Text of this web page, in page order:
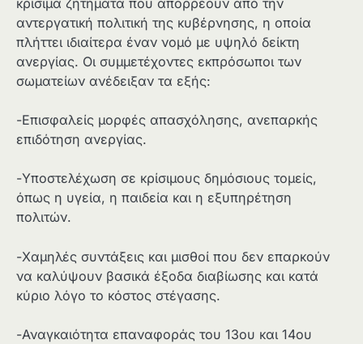
κρίσιμα ζητήματα που απορρέουν από την
αντεργατική πολιτική της κυβέρνησης, η οποία
πλήττει ιδιαίτερα έναν νομό με υψηλό δείκτη
ανεργίας. Οι συμμετέχοντες εκπρόσωποι των
σωματείων ανέδειξαν τα εξής:
-Επισφαλείς μορφές απασχόλησης, ανεπαρκής
επιδότηση ανεργίας.
-Υποστελέχωση σε κρίσιμους δημόσιους τομείς,
όπως η υγεία, η παιδεία και η εξυπηρέτηση
πολιτών.
-Χαμηλές συντάξεις και μισθοί που δεν επαρκούν
να καλύψουν βασικά έξοδα διαβίωσης και κατά
κύριο λόγο το κόστος στέγασης.
-Αναγκαιότητα επαναφοράς του 13ου και 14ου